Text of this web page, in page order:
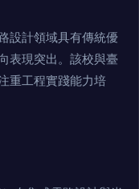
設計領域具有傳統優
表現突出。該校與臺
重工程實踐能力培